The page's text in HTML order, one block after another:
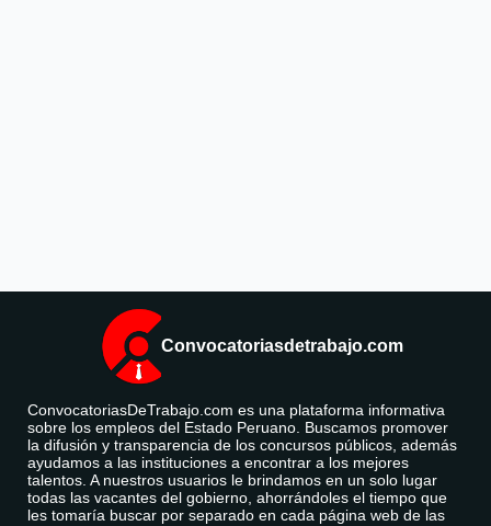
Convocatoriasdetrabajo.com
ConvocatoriasDeTrabajo.com es una plataforma informativa
sobre los empleos del Estado Peruano. Buscamos promover
la difusión y transparencia de los concursos públicos, además
ayudamos a las instituciones a encontrar a los mejores
talentos. A nuestros usuarios le brindamos en un solo lugar
todas las vacantes del gobierno, ahorrándoles el tiempo que
les tomaría buscar por separado en cada página web de las